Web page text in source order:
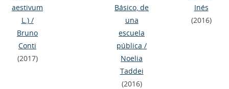
aestivum
L.)/
Bruno
Conti
(2017)
Básico, de
una
escuela
pública /
Noelia
Taddei
(2016)
Inés
(2016)